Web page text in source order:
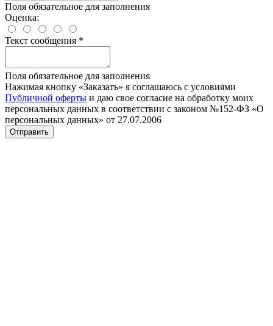
Поля обязательное для заполнения
Оценка:
Текст сообщения *
Поля обязательное для заполнения
Нажимая кнопку «Заказать» я соглашаюсь с условиями
Публичной оферты и даю свое согласие на обработку моих
персональных данных в соответствии с законом №152-ФЗ «О
персональных данных» от 27.07.2006
Отправить